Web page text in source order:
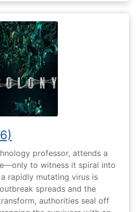
professor, attends a
to witness it spiral into
rapidly mutating virus is
spreads and the
authorities seal off